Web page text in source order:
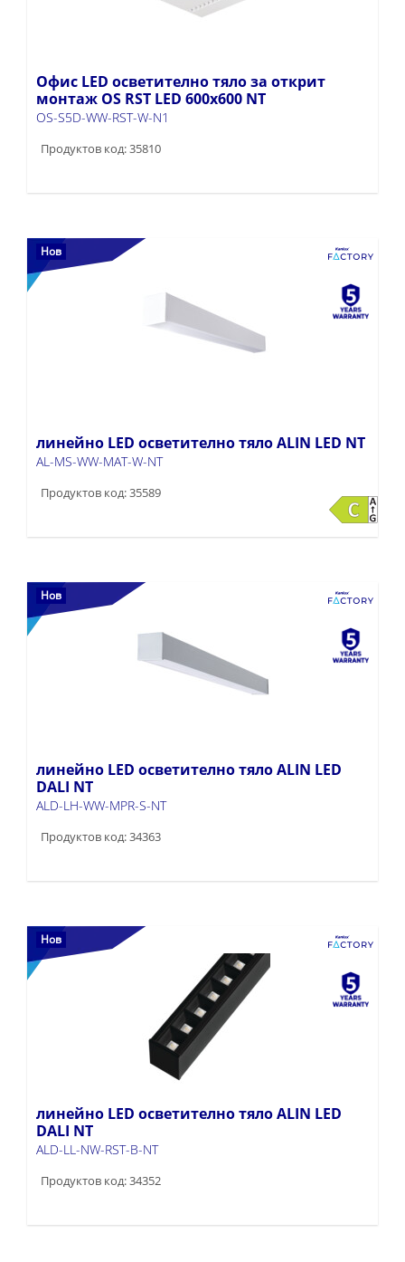
Офис LED осветително тяло за открит
монтаж OS RST LED 600x600 NT
OS-S5D-WW-RST-W-N1
Продуктов код: 35810
Нов
линейно LED осветително тяло ALIN LED NT
AL-MS-WW-MAT-W-NT
Продуктов код: 35589
Нов
линейно LED осветително тяло ALIN LED
DALI NT
ALD-LH-WW-MPR-S-NT
Продуктов код: 34363
Нов
линейно LED осветително тяло ALIN LED
DALI NT
ALD-LL-NW-RST-B-NT
Продуктов код: 34352